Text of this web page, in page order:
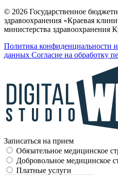
© 2026 Государственное
здравоохранения «Краевая
министерства здравоохранения
Политика конфиденциальности
данных Согласие на обработку
Записаться на прием
Обязательное медицинское
Добровольное медицинское
Платные услуги